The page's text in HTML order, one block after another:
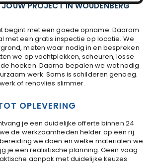
PROJECT IN WOUDENBERG
begint met een goede opname. Daarom
met een gratis inspectie op locatie. We
meten waar nodig in en bespreken
we op vochtplekken, scheuren, losse
hoeken. Daarna bepalen we wat nodig
werk. Soms is schilderen genoeg.
of renovlies slimmer.
OPLEVERING
je een duidelijke offerte binnen 24
de werkzaamheden helder op een rij.
we doen en welke materialen we
je een realistische planning. Geen vaag
aanpak met duidelijke keuzes.